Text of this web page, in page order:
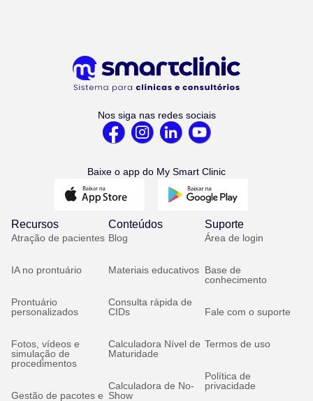
Nos siga nas redes sociais
Baixe o app do My Smart Clinic
Recursos
Atração de pacientes
IA no prontuário
Prontuário
personalizados
Fotos, vídeos e
simulação de
procedimentos
Gestão de pacotes e
Conteúdos
Blog
Materiais educativos
Consulta rápida de
CIDs
Calculadora Nível de
Maturidade
Calculadora de No-
Show
Suporte
Área de login
Base de
conhecimento
Fale com o suporte
Termos de uso
Política de
privacidade